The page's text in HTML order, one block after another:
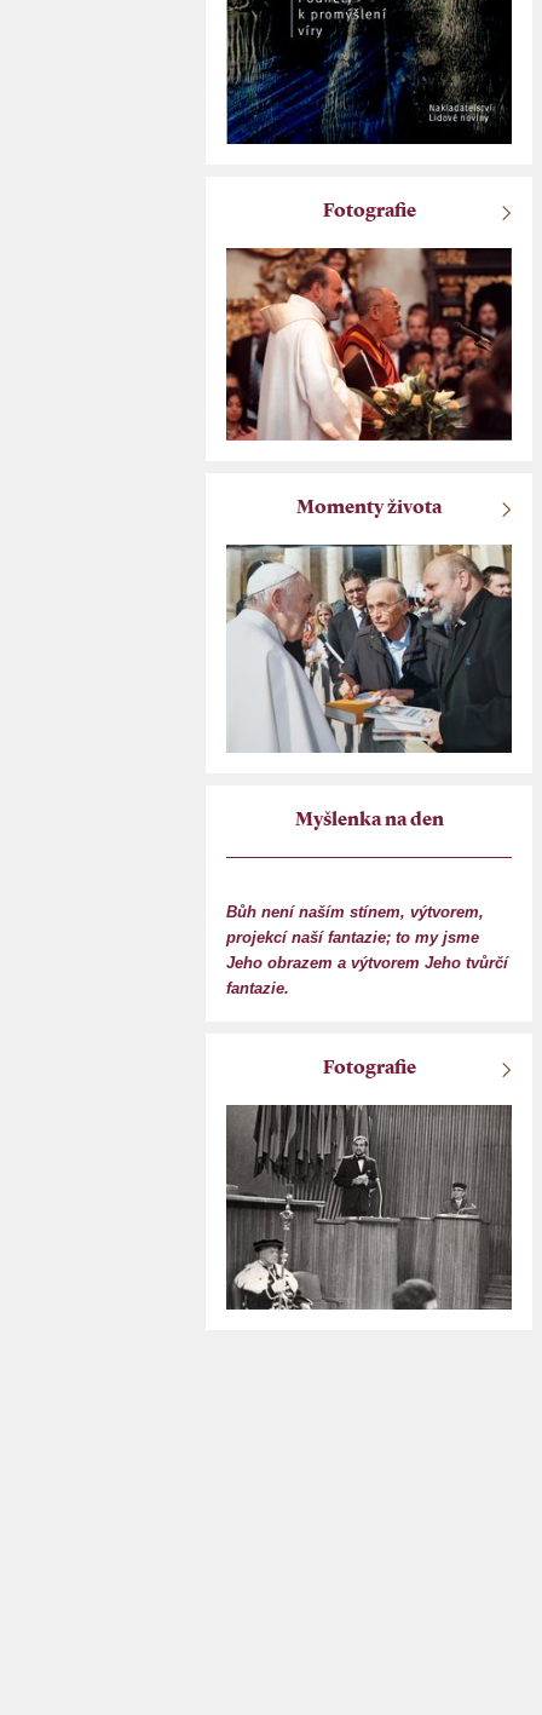
Fotografie
Momenty života
Myšlenka na den
Bůh není naším stínem, výtvorem,
projekcí naší fantazie; to my jsme
Jeho obrazem a výtvorem Jeho tvůrčí
fantazie.
Fotografie